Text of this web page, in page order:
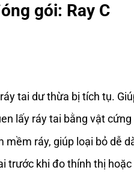
gói: Ray C
tai dư thừa bị tích tụ.
lấy ráy tai bằng vật cứng
mềm ráy, giúp loại bỏ dễ
trước khi đo thính thị